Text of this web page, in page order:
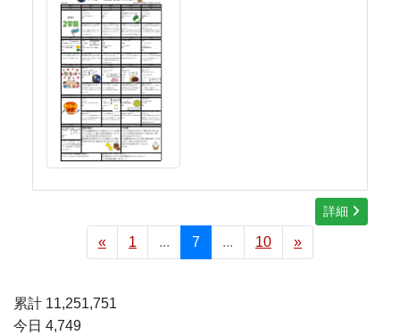
累計 11,251,751
今日 4,749
詳細
« 1 ... 7 ... 10 »